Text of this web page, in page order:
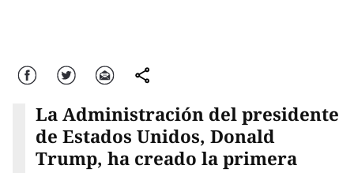
Facebook Twitter Correo comparte
La Administración del presidente
de Estados Unidos, Donald
Trump, ha creado la primera